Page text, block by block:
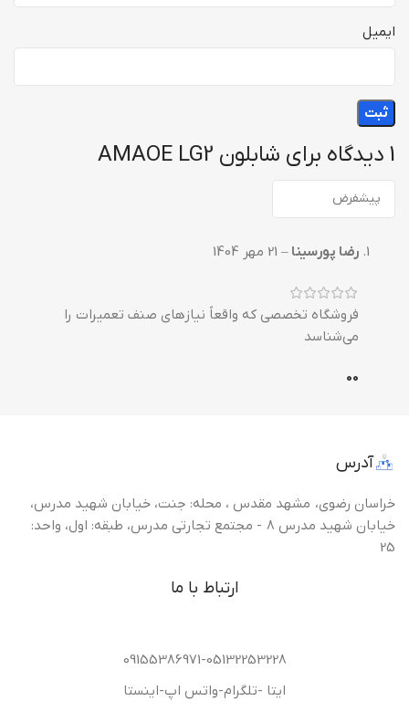
1 دیدگاه برای شابلون AMAOE LG2
رضا پورسینا – 21 مهر 1404
فروشگاه تخصصی که واقعاً نیازهای صنف تعمیرات را
می‌شناسد
0
0
ایمیل
آدرس
خراسان رضوی، مشهد مقدس ، محله: جنت، خیابان شهید مدرس،
خیابان شهید مدرس 8 - مجتمع تجارتی مدرس، طبقه: اول، واحد:
25
ارتباط با ما
09155386971-05132253228
ایتا -تلگرام-واتس اپ-اینستا